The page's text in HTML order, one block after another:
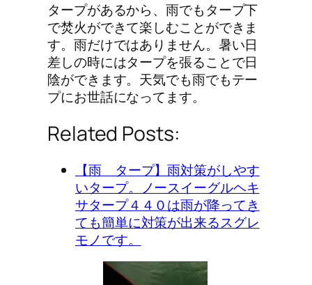
タープがあるから、雨でもタープ下
で焚火ができて楽しむことができま
す。雨だけではありません。暑い日
差しの時にはタープを張ることで日
陰ができます。天気でも雨でもテー
プにお世話になってます。
Related Posts:
【雨 タープ】雨対策がしやす
いタープ。ノースイーグルヘキ
サタープ４４０は雨が降ってき
ても簡単に対策が出来るスグレ
モノです。